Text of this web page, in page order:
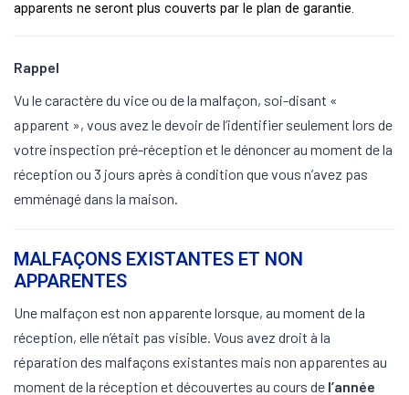
apparents ne seront plus couverts par le plan de garantie.
Rappel
Vu le caractère du vice ou de la malfaçon, soi-disant «
apparent », vous avez le devoir de l’identifier seulement lors de
votre inspection pré-réception et le dénoncer au moment de la
réception ou 3 jours après à condition que vous n’avez pas
emménagé dans la maison.
MALFAÇONS EXISTANTES ET NON
APPARENTES
Une malfaçon est non apparente lorsque, au moment de la
réception, elle n’était pas visible. Vous avez droit à la
réparation des malfaçons existantes mais non apparentes au
moment de la réception et découvertes au cours de l’année